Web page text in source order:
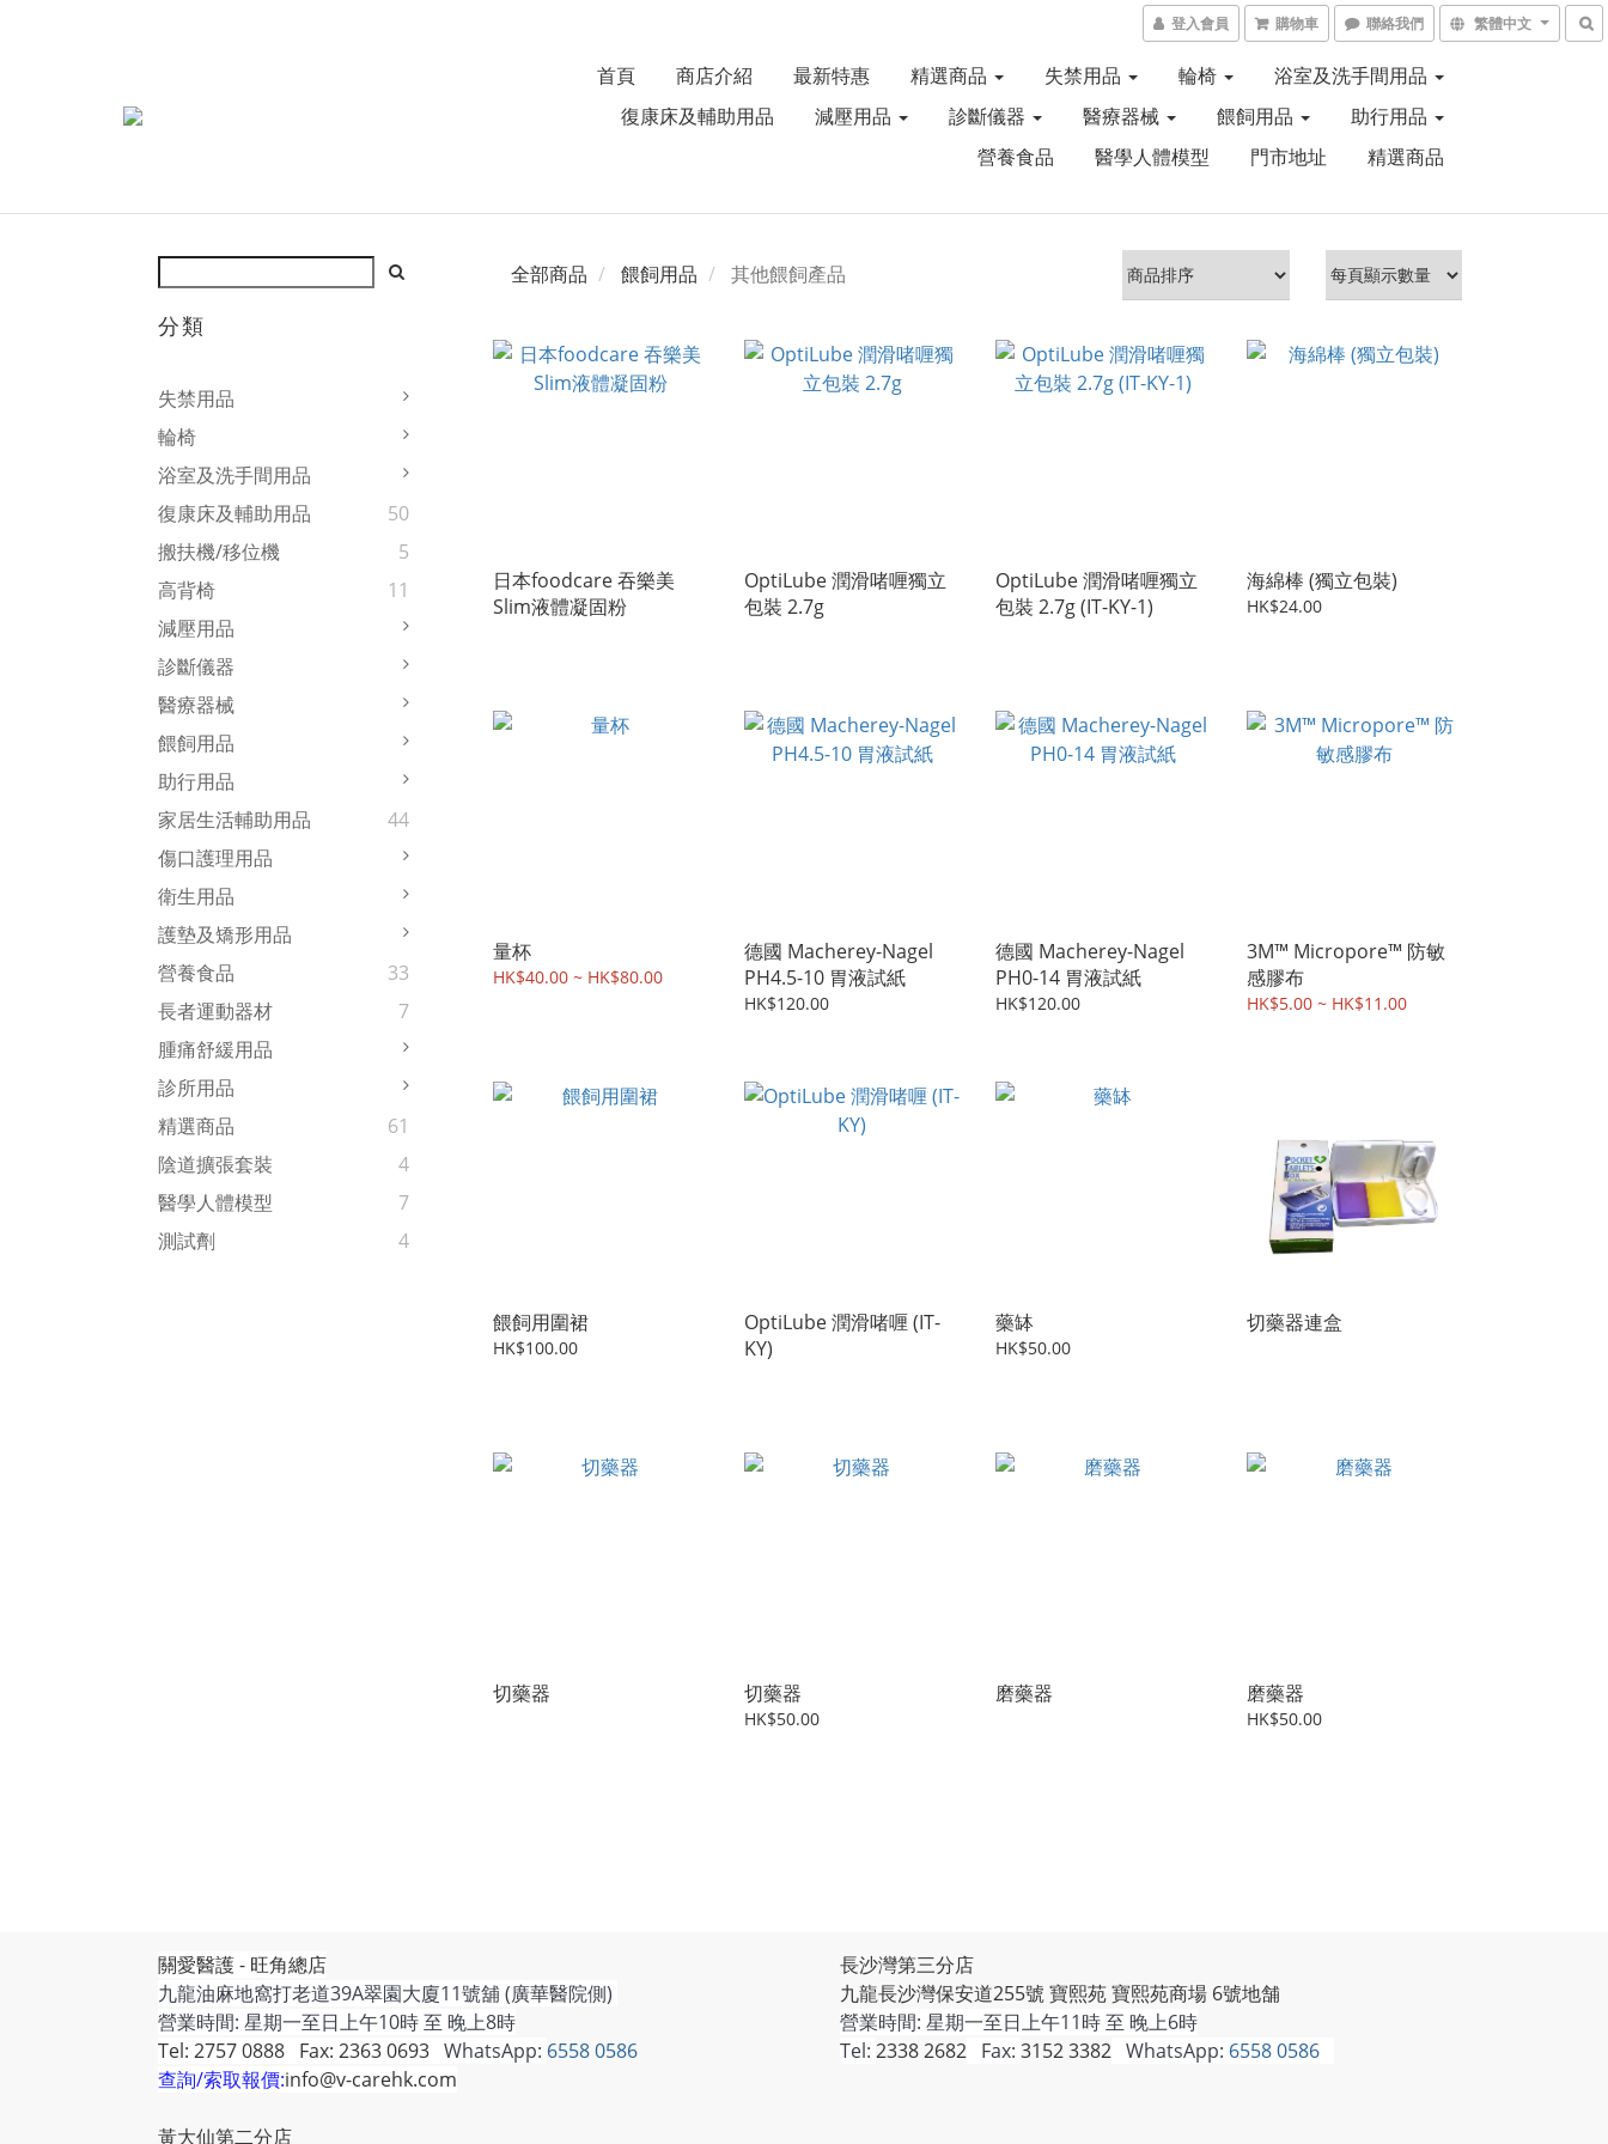
登入會員 購物車 聯絡我們 繁體中文
首頁 商店介紹 最新特惠 精選商品 失禁用品 輪椅
浴室及洗手間用品
復康床及輔助用品
減壓用品 診斷儀器 醫療器械 餵飼用品
助行用品
營養食品
醫學人體模型 門市地址 精選商品
分類
失禁用品
輪椅
浴室及洗手間用品
復康床及輔助用品
50
搬扶機/移位機
5
高背椅
11
減壓用品
診斷儀器
醫療器械
餵飼用品
助行用品
家居生活輔助用品
44
傷口護理用品
衛生用品
護墊及矯形用品
營養食品
33
長者運動器材
7
腫痛舒緩用品
診所用品
精選商品
61
陰道擴張套裝
4
醫學人體模型
7
測試劑
4
全部商品 餵飼用品 其他餵飼產品
日本foodcare 吞樂美
Slim液體凝固粉
OptiLube 潤滑啫喱獨立
包裝 2.7g
OptiLube 潤滑啫喱獨立
包裝 2.7g (IT-KY-1)
海綿棒 (獨立包裝)
HK$24.00
量杯
HK$40.00 ~ HK$80.00
德國 Macherey-Nagel
PH4.5-10 胃液試紙
HK$120.00
德國 Macherey-Nagel
PH0-14 胃液試紙
HK$120.00
3M™ Micropore™ 防敏
感膠布
HK$5.00 ~ HK$11.00
餵飼用圍裙
HK$100.00
OptiLube 潤滑啫喱 (IT-
KY)
藥缽
HK$50.00
切藥器連盒
切藥器 切藥器
HK$50.00
磨藥器 磨藥器
HK$50.00
關愛醫護 - 旺角總店
九龍油麻地窩打老道39A翠園大廈11號舖 (廣華醫院側)
營業時間: 星期一至日上午10時 至 晚上8時
Tel: 2757 0888 Fax: 2363 0693 WhatsApp: 6558 0586
查詢/索取報價:info@v-carehk.com
黃大仙第二分店
長沙灣第三分店
九龍長沙灣保安道255號 寶熙苑 寶熙苑商場 6號地舗
營業時間: 星期一至日上午11時 至 晚上6時
Tel: 2338 2682 Fax: 3152 3382 WhatsApp: 6558 0586